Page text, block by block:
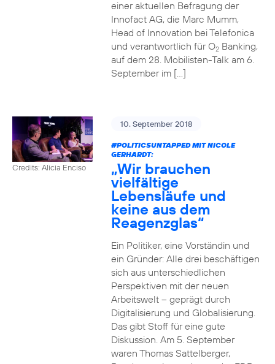
einer aktuellen Befragung der
Innofact AG, die Marc Mumm,
Head of Innovation bei Telefonica
und verantwortlich für O2Banking,
auf dem 28. Mobilisten-Talk am 6.
September im […]
Credits: Alicia Enciso
10. September 2018
#POLITICSUNTAPPEDMIT NICOLE
GERHARDT:
„Wir brauchen
vielfältige
Lebensläufe und
keine aus dem
Reagenzglas“
Ein Politiker, eine Vorständin und
ein Gründer: Alle drei beschäftigen
sich aus unterschiedlichen
Perspektiven mit der neuen
Arbeitswelt – geprägt durch
Digitalisierung und Globalisierung.
Das gibt Stoff für eine gute
Diskussion. Am 5. September
waren Thomas Sattelberger,